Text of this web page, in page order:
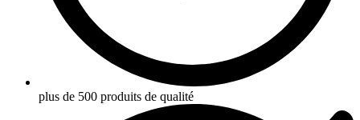
plus de 500 produits de qualité